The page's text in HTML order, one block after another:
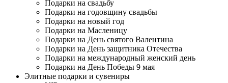
Подарки на свадьбу
Подарки на годовщину свадьбы
Подарки на новый год
Подарки на Масленицу
Подарки на День святого Валентина
Подарки на День защитника Отечества
Подарки на международный женский день
Подарки на День Победы 9 мая
Элитные подарки и сувениры